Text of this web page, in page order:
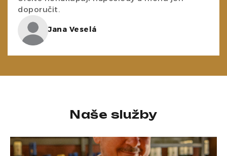
doporučit.
Jana Veselá
Naše služby